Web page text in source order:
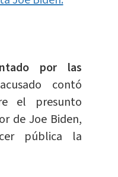
por las
contó
el presunto
de Joe Biden,
pública la